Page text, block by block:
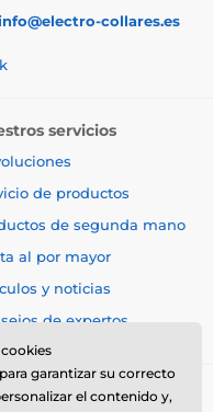
collares.es
servicios
de productos
de segunda mano
al por mayor
y noticias
de expertos
garantizar su correcto
el contenido y,